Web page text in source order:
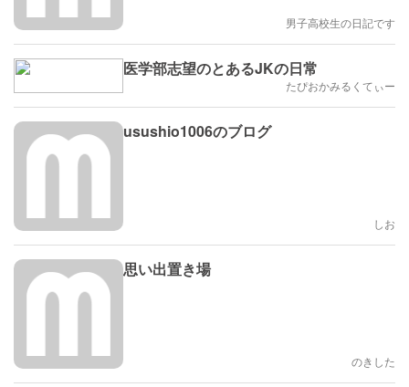
男子高校生の日記です
医学部志望のとあるJKの日常
たぴおかみるくてぃー
usushio1006のブログ
しお
思い出置き場
のきした